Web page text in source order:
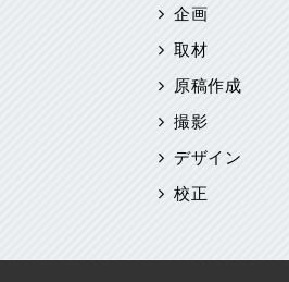
企画
取材
原稿作成
撮影
デザイン
校正